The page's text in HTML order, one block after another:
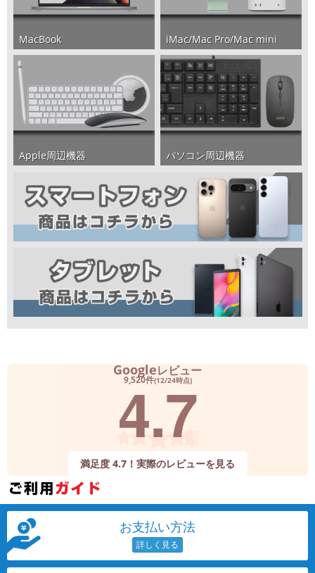
MacBook iMac/Mac Pro/Mac mini
Apple周辺機器 パソコン周辺機器
Googleレビュー
9,520件(12/24時点)
4.7
満足度 4.7！実際のレビューを見る
お支払い方法